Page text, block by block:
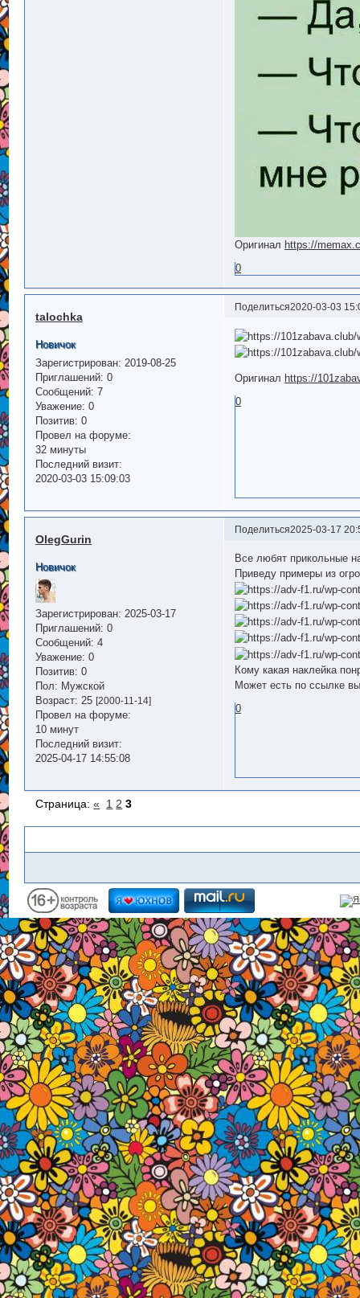
Оригинал https://
0
Поделиться2020-03-03
talochka
Новичок
Зарегистрирован: 2019-08-25
Приглашений: 0
Сообщений: 7
Уважение: 0
Позитив: 0
Провел на форуме:
32 минуты
Последний визит:
2020-03-03 15:09:03
Оригинал https://
0
Поделиться2025-03-17
OlegGurin
Новичок
Зарегистрирован: 2025-03-17
Приглашений: 0
Сообщений: 4
Уважение: 0
Позитив: 0
Пол: Мужской
Возраст: 25 [2000-11-14]
Провел на форуме:
10 минут
Последний визит:
2025-04-17 14:55:08
Все любят прикольные
Приведу примеры из
Кому какая наклейка
Может есть по ссылке
0
Страница:« 1 2 3